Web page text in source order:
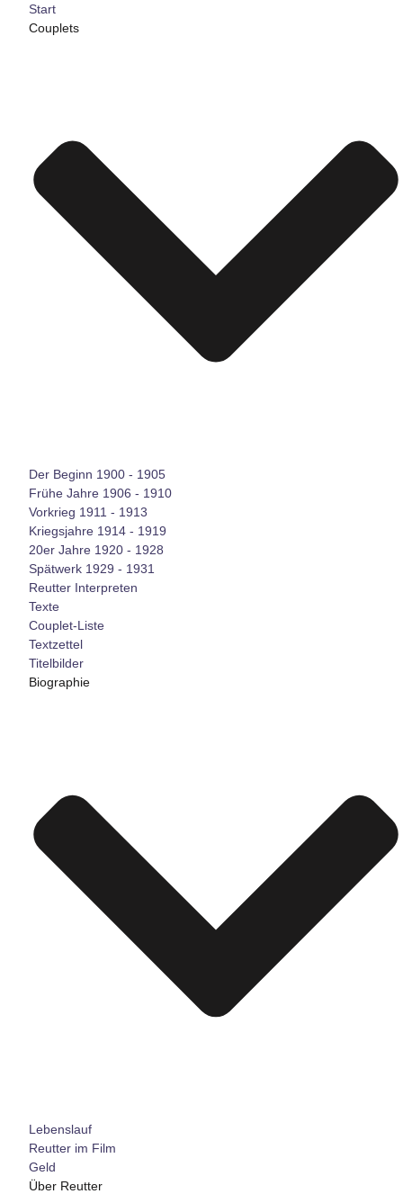
Start
Couplets
Der Beginn 1900 - 1905
Frühe Jahre 1906 - 1910
Vorkrieg 1911 - 1913
Kriegsjahre 1914 - 1919
20er Jahre 1920 - 1928
Spätwerk 1929 - 1931
Reutter Interpreten
Texte
Couplet-Liste
Textzettel
Titelbilder
Biographie
Lebenslauf
Reutter im Film
Geld
Über Reutter